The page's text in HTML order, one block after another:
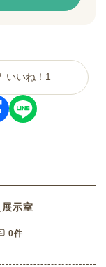
いいね！ 1
示室
0件